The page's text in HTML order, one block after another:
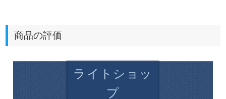
商品の評価
ライトショッ
プ